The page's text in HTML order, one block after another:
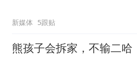
新媒体 5跟贴
熊孩子会拆家，不输二哈